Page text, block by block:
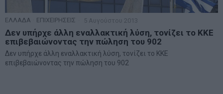
ΕΛΛΑΔΑ ΕΠΙΧΕΙΡΗΣΕΙΣ 5 Αυγούστου 2013
Δεν υπήρχε άλλη εναλλακτική λύση, τονίζει το ΚΚΕ
επιβεβαιώνοντας την πώληση του 902
Δεν υπήρχε άλλη εναλλακτική λύση, τονίζει το ΚΚΕ
επιβεβαιώνοντας την πώληση του 902